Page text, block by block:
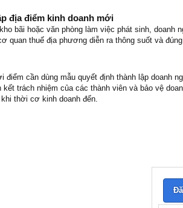
địa điểm kinh doanh mới
bãi hoặc văn phòng làm việc phát sinh, doanh
quan thuế địa phương diễn ra thông suốt và
điểm cần dùng mẫu quyết định thành lập doanh
trách nhiệm của các thành viên và bảo vệ
thời cơ kinh doanh đến.